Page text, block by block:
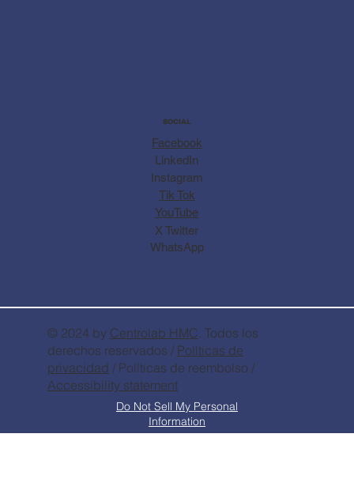
SOCIAL
Facebook
Instagram
LinkedIn
Tik Tok
YouTube
X Twitter
WhatsApp
Do Not Sell My Personal
Information
© 2024 by Centrolab HMC. Todos los
derechos reservados / Políticas de
privacidad / Políticas de reembolso /
Accessibility statement